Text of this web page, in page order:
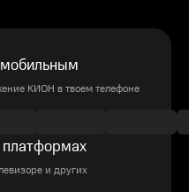
КИОН в твоем телефоне
и других